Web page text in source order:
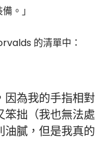
。」
的清單中：
因為我的手指相對
笨拙（我也無法處
油膩，但是我真的